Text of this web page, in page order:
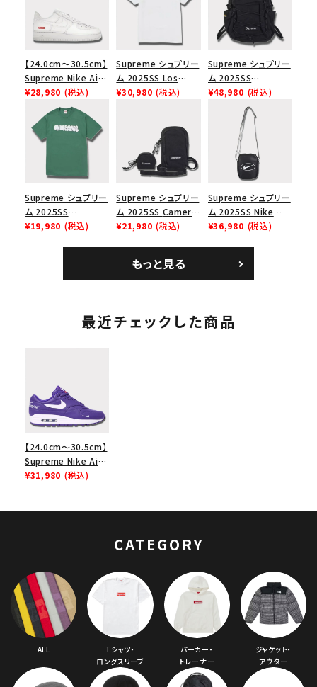
【24.0cm～30.5cm】
Supreme Nike Air
Force 1 Low シュプ
リーム ナイキエアフォ
ース１スニーカー シ
ューズ ホワイト
¥28,980 (税込)
Supreme シュプリー
ム 2025SS Los
Angeles Fire Relief
スロゴTシャツ ホワ
¥30,980 (税込)
Supreme シュプリー
ム 2025SS
Backpack バックパッ
ク ブラック 黒
¥48,980 (税込)
Supreme シュプリー
ム 2025SS
Homerun Tee ホー
¥19,980 (税込)
Supreme シュプリー
ム 2025SS Camera
Bag + Mini Pouch
¥21,980 (税込)
Supreme シュプリー
ム 2025SS Nike
Leather Shoulder
¥36,980 (税込)
もっと見る
最近チェックした商品
【24.0cm～30.5cm】
Supreme Nike Air
Max 1 '87 SP シュプ
¥31,980 (税込)
CATEGORY
ALL
Tシャツ・
ロングスリーブ
パーカー・
トレーナー
ジャケット・
アウター